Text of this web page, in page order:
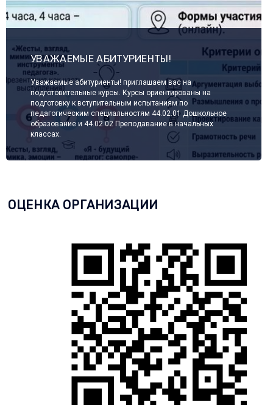
УВАЖАЕМЫЕ АБИТУРИЕНТЫ!
Уважаемые абитуриенты! приглашаем вас на
подготовительные курсы. Курсы ориентированы на
подготовку к вступительным испытаниям по
педагогическим специальностям 44.02.01 Дошкольное
образование и 44.02.02 Преподавание в начальных
классах.
ОЦЕНКА ОРГАНИЗАЦИИ